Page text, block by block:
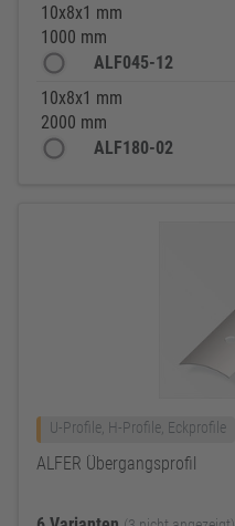
10x8x1 mm
1000 mm
ALF045-12
10x8x1 mm
2000 mm
ALF180-02
U-Profile, H-Profile, Eckprofile
ALFER Übergangsprofil